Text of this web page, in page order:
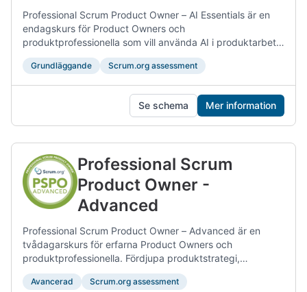
Professional Scrum Product Owner – AI Essentials är en
endagskurs för Product Owners och
produktprofessionella som vill använda AI i produktarbete.
Du lär dig hur AI kan stödja discovery, beslut,
prototypframtagning, samarbete med intressenter och
värdeleverans, utan att tappa fokus på ansvar, etik,
Grundläggande Scrum.org assessment
Se schema Mer information
Professional Scrum
Product Owner -
Advanced
Professional Scrum Product Owner – Advanced är en
tvådagarskurs för erfarna Product Owners och
produktprofessionella. Fördjupa produktstrategi,
samarbete med intressenter, experiment,
evidensbaserade beslut och värdeleverans samtidigt som
Avancerad Scrum.org assessment